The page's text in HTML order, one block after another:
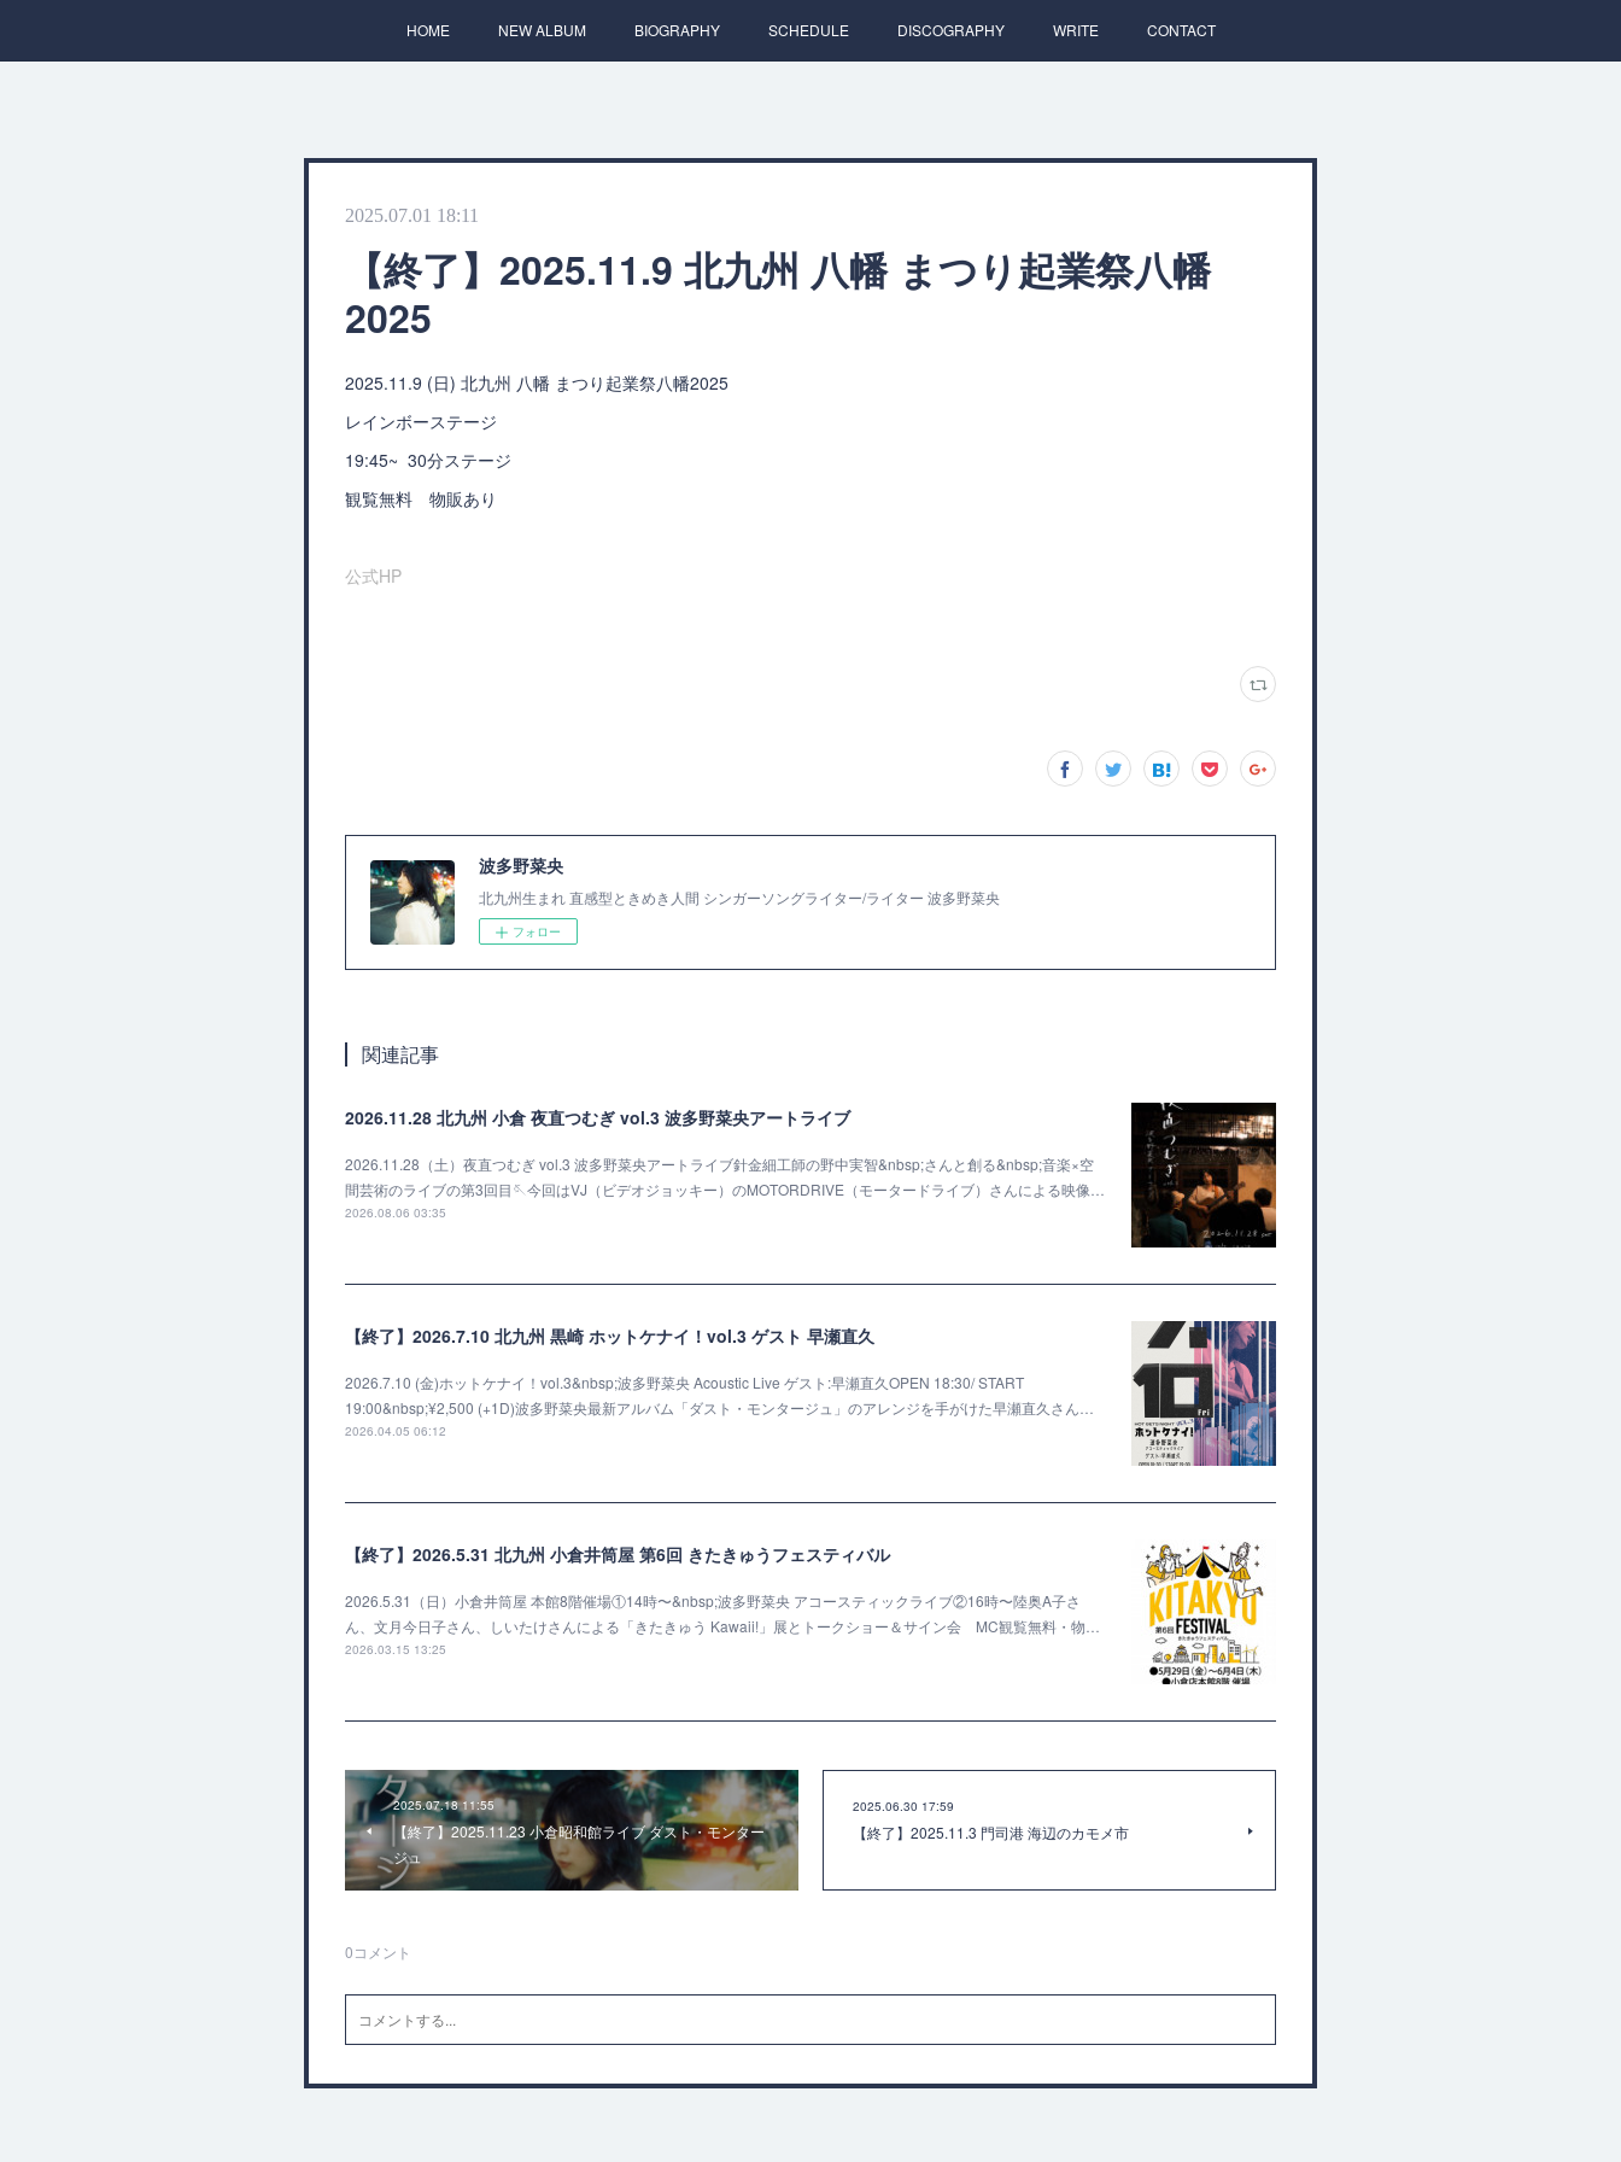
HOME NEW ALBUM BIOGRAPHY SCHEDULE DISCOGRAPHY WRITE CONTACT
2025.07.01 18:11
【終了】2025.11.9 北九州 八幡 まつり起業祭八幡
2025
2025.11.9 (日) 北九州 八幡 まつり起業祭八幡2025
レインボーステージ
19:45~ 30分ステージ
観覧無料 物販あり
公式HP
波多野菜央
北九州生まれ 直感型ときめき人間 シンガーソングライター/ライター 波多野菜央
フォロー
関連記事
2026.11.28 北九州 小倉 夜直つむぎ vol.3 波多野菜央アートライブ
2026.11.28（土）夜直つむぎ vol.3 波多野菜央アートライブ針金細工師の野中実智&nbsp;さんと創る&nbsp;音楽×空
間芸術のライブの第3回目🪡今回はVJ（ビデオジョッキー）のMOTORDRIVE（モータードライブ）さんによる映像…
2026.08.06 03:35
【終了】2026.7.10 北九州 黒崎 ホットケナイ！vol.3 ゲスト 早瀬直久
2026.7.10 (金)ホットケナイ！vol.3&nbsp;波多野菜央 Acoustic Live ゲスト:早瀬直久OPEN 18:30/ START
19:00&nbsp;¥2,500 (+1D)波多野菜央最新アルバム「ダスト・モンタージュ」のアレンジを手がけた早瀬直久さん…
2026.04.05 06:12
【終了】2026.5.31 北九州 小倉井筒屋 第6回 きたきゅうフェスティバル
2026.5.31（日）小倉井筒屋 本館8階催場①14時〜&nbsp;波多野菜央 アコースティックライブ②16時〜陸奥A子さ
ん、文月今日子さん、しいたけさんによる「きたきゅう Kawaii!」展とトークショー＆サイン会 MC観覧無料・物…
2026.03.15 13:25
2025.07.18 11:55
【終了】2025.11.23 小倉昭和館ライブ ダスト・モンター
ジュ
2025.06.30 17:59
【終了】2025.11.3 門司港 海辺のカモメ市
0コメント